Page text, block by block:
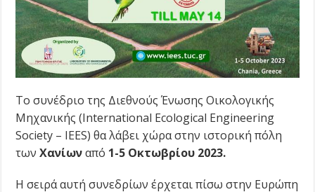
Το συνέδριο της Διεθνούς Ένωσης Οικολογικής
Μηχανικής (International Ecological Engineering
Society – IEES) θα λάβει χώρα στην ιστορική πόλη
τωνΧανίωναπό 1-5 Οκτωβρίου 2023.
Η σειρά αυτή συνεδρίων έρχεται πίσω στην Ευρώπη